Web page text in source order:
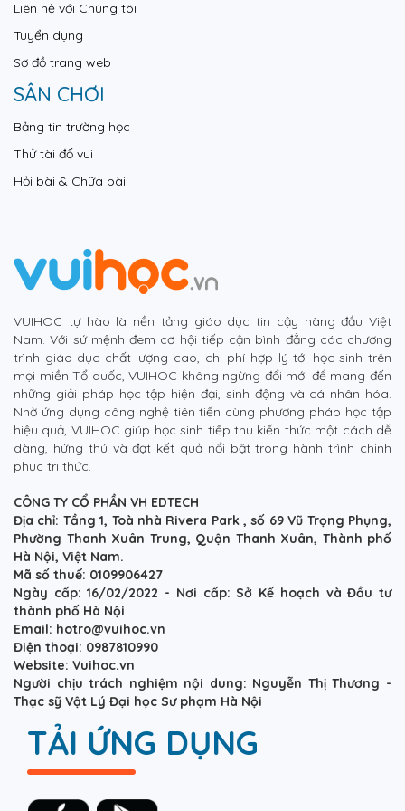
Liên hệ với Chúng tôi
Tuyển dụng
Sơ đồ trang web
SÂN CHƠI
Bảng tin trường học
Thử tài đố vui
Hỏi bài & Chữa bài
VUIHOC tự hào là nền tảng giáo dục tin cậy hàng đầu Việt
Nam. Với sứ mệnh đem cơ hội tiếp cận bình đẳng các chương
trình giáo dục chất lượng cao, chi phí hợp lý tới học sinh trên
mọi miền Tổ quốc, VUIHOC không ngừng đổi mới để mang đến
những giải pháp học tập hiện đại, sinh động và cá nhân hóa.
Nhờ ứng dụng công nghệ tiên tiến cùng phương pháp học tập
hiệu quả, VUIHOC giúp học sinh tiếp thu kiến thức một cách dễ
dàng, hứng thú và đạt kết quả nổi bật trong hành trình chinh
phục tri thức.
CÔNG TY CỔ PHẦN VH EDTECH
Địa chỉ: Tầng 1, Toà nhà Rivera Park , số 69 Vũ Trọng Phụng,
Phường Thanh Xuân Trung, Quận Thanh Xuân, Thành phố
Hà Nội, Việt Nam.
Mã số thuế: 0109906427
Ngày cấp: 16/02/2022 - Nơi cấp: Sở Kế hoạch và Đầu tư
thành phố Hà Nội
Email: hotro@vuihoc.vn
Điện thoại: 0987810990
Website: Vuihoc.vn
Người chịu trách nghiệm nội dung: Nguyễn Thị Thương -
Thạc sỹ Vật Lý Đại học Sư phạm Hà Nội
TẢI ỨNG DỤNG